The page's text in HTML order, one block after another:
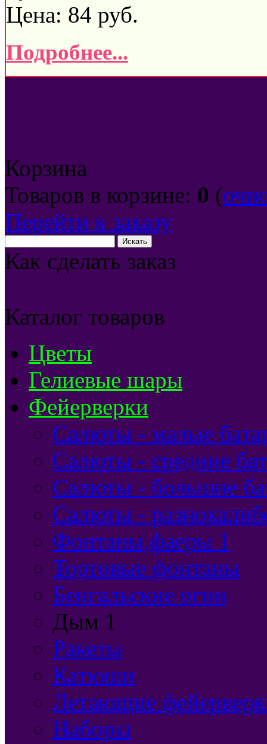
Цена: 84 руб.
Подробнее...
Корзина
Товаров в корзине: 0 (
Перейти к заказу
Как сделать заказ
Каталог товаров
Цветы
Гелиевые шары
Фейерверки
Салюты - малые
Салюты - средние
Салюты - большие
Салюты -
Фонтаны,фаеры 1
Тортовые фонтаны
Бенгальские огни
Дым 1
Ракеты
Катюши
Летающие
Наборы